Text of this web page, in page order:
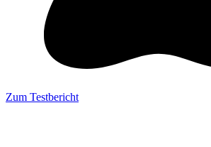
Zum Testbericht